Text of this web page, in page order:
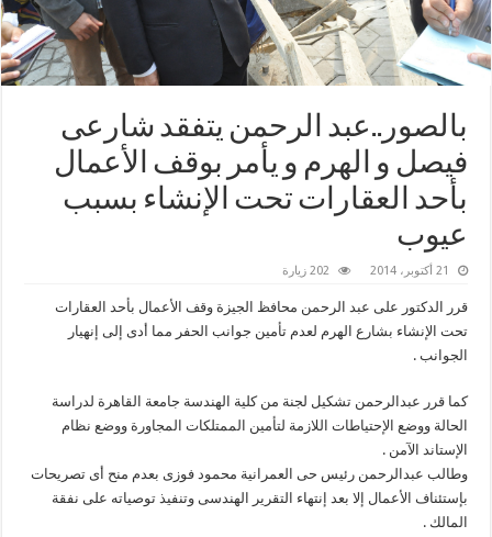
بالصور..عبد الرحمن يتفقد شارعى
فيصل و الهرم و يأمر بوقف الأعمال
بأحد العقارات تحت الإنشاء بسبب
عيوب
21 أكتوبر، 2014 202 زيارة
قرر الدكتور على عبد الرحمن محافظ الجيزة وقف الأعمال بأحد العقارات
تحت الإنشاء بشارع الهرم لعدم تأمين جوانب الحفر مما أدى إلى إنهيار
الجوانب .
كما قرر عبدالرحمن تشكيل لجنة من كلية الهندسة جامعة القاهرة لدراسة
الحالة ووضع الإحتياطات اللازمة لتأمين الممتلكات المجاورة ووضع نظام
الإستاند الآمن .
وطالب عبدالرحمن رئيس حى العمرانية محمود فوزى بعدم منح أى تصريحات
بإستئناف الأعمال إلا بعد إنتهاء التقرير الهندسى وتنفيذ توصياته على نفقة
المالك .